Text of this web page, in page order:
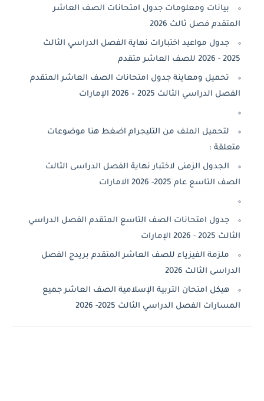
بيانات ومعلومات جدول امتحانات الصف العاشر
فصل ثالث 2026
جدول مواعيد اختبارات نهاية الفصل الدراسي الثالث
تحميل ومعاينة جدول امتحانات الصف العاشر المتقدم
الدراسي الثالث 2025 – 2026 الإمارات
لتحميل الملف من التليجرام اضغط هنا موضوعات
الجدول الزمنى لاختبار نهاية الفصل الدراسى الثالث
التاسع عام 2025- 2026 الامارات
جدول امتحانات الصف التاسع المتقدم الفصل الدراسي
ملزمة الفيزياء للصف العاشر المتقدم بريدج الفصل
الثالث 2026
هيكل امتحان التربية الإسلامية الصف العاشر جميع
الفصل الدراسي الثالث 2025- 2026